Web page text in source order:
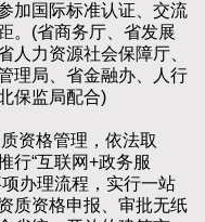
加国际标准认证、交流
。(省商务厅、省发展
人力资源社会保障厅、
理局、省金融办、人行
保监局配合)
资格管理，依法取
行“互联网+政务服
办理流程，实行一站
质资格申报、审批无纸